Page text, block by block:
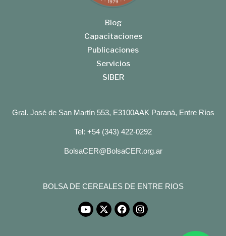
Blog
Capacitaciones
Publicaciones
Servicios
SIBER
Gral. José de San Martín 553, E3100AAK Paraná, Entre Ríos
Tel: +54 (343) 422-0292
BolsaCER@BolsaCER.org.ar
BOLSA DE CEREALES DE ENTRE RIOS